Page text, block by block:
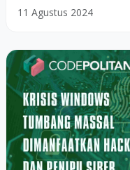
11 Agustus 2024